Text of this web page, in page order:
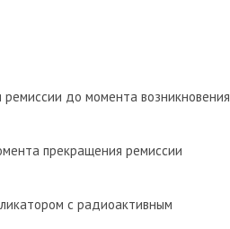
до момента возникновения
прекращения ремиссии
с радиоактивным